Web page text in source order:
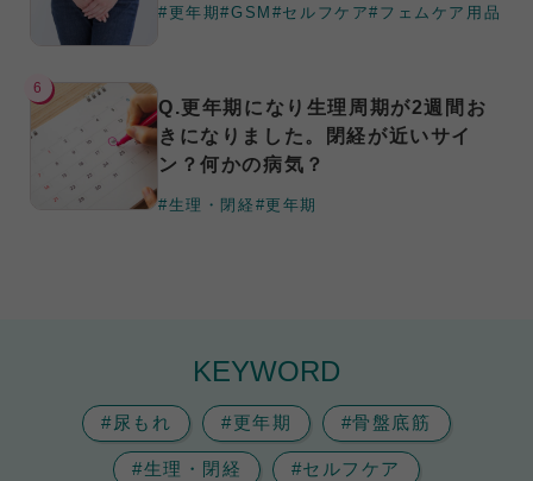
#更年期#GSM #セルフケア#フェムケア用品
6
Q.更年期になり生理周期が2週間お
きになりました。閉経が近いサイ
ン？何かの病気？
#生理・閉経 #更年期
KEYWORD
#尿もれ #更年期 #骨盤底筋
#生理・閉経 #セルフケア